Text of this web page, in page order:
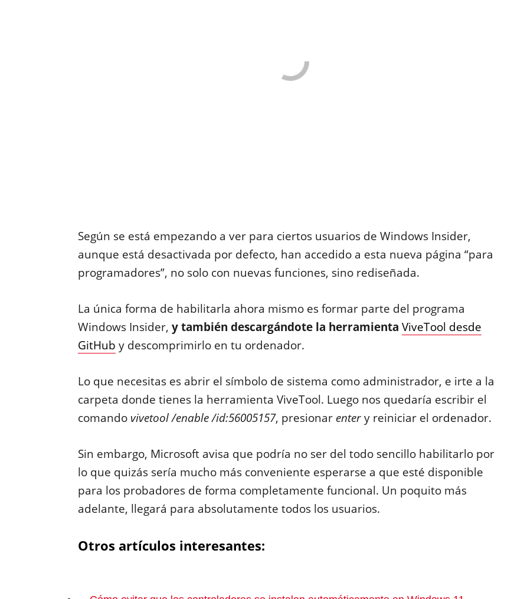
Según se está empezando a ver para ciertos usuarios de Windows Insider,
aunque está desactivada por defecto, han accedido a esta nueva página “para
programadores”, no solo con nuevas funciones, sino rediseñada.
La única forma de habilitarla ahora mismo es formar parte del programa
Windows Insider, y también descargándote la herramienta ViveTool desde
GitHub y descomprimirlo en tu ordenador.
Lo que necesitas es abrir el símbolo de sistema como administrador, e irte a la
carpeta donde tienes la herramienta ViveTool. Luego nos quedaría escribir el
comando vivetool /enable /id:56005157, presionar entery reiniciar el ordenador.
Sin embargo, Microsoft avisa que podría no ser del todo sencillo habilitarlo por
lo que quizás sería mucho más conveniente esperarse a que esté disponible
para los probadores de forma completamente funcional. Un poquito más
adelante, llegará para absolutamente todos los usuarios.
Otros artículos interesantes: